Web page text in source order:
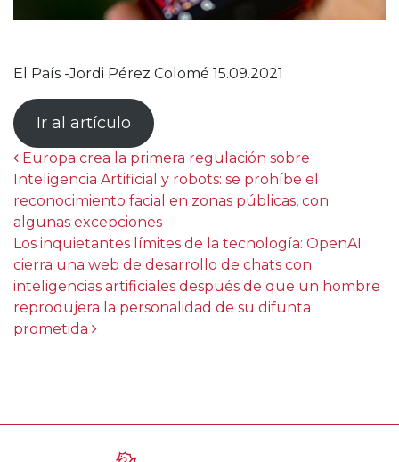
El País -Jordi Pérez Colomé 15.09.2021
Ir al artículo
Post navigation
Europa crea la primera regulación sobre
Inteligencia Artificial y robots: se prohíbe el
reconocimiento facial en zonas públicas, con
algunas excepciones
Los inquietantes límites de la tecnología: OpenAI
cierra una web de desarrollo de chats con
inteligencias artificiales después de que un hombre
reprodujera la personalidad de su difunta
prometida